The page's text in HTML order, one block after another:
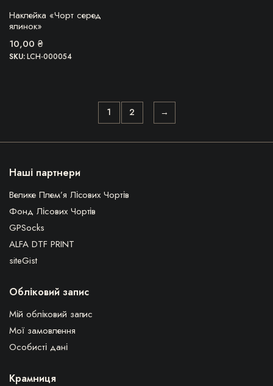
БЕРУ!
Наклейка «Чорт серед
ялинок»
10,00 ₴
SKU:LCH-000054
1 2 →
Наші партнери
Велике Плем’я Лісових Чортів
Фонд Лісових Чортів
GPSocks
ALFA DTF PRINT
siteGist
Обліковий запис
Мій обліковий запис
Мої замовлення
Особисті дані
Крамниця